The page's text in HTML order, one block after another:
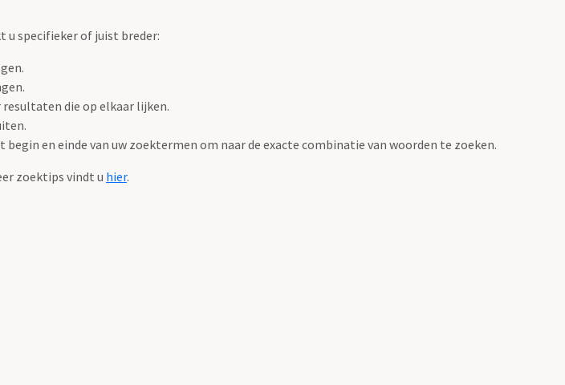
u specifieker of juist breder:
die op elkaar lijken.
begin en einde van uw zoektermen om naar de exacte combinatie van woorden te zoeken.
zoektips vindt u hier.